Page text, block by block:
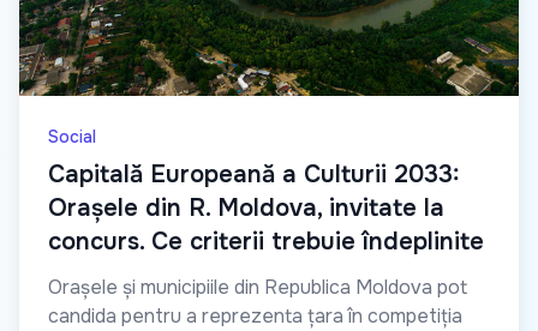
Social
Capitală Europeană a Culturii 2033:
Orașele din R. Moldova, invitate la
concurs. Ce criterii trebuie îndeplinite
Orașele și municipiile din Republica Moldova pot
candida pentru a reprezenta țara în competiția